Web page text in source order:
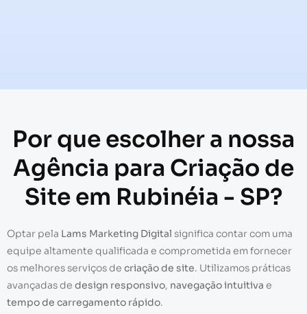
Por que escolher a nossa
Agência para Criação de
Site em Rubinéia - SP?
Optar pela Lams Marketing Digital significa contar com uma
equipe altamente qualificada e comprometida em fornecer
os melhores serviços de criação de site. Utilizamos práticas
avançadas de design responsivo, navegação intuitiva e
tempo de carregamento rápido.